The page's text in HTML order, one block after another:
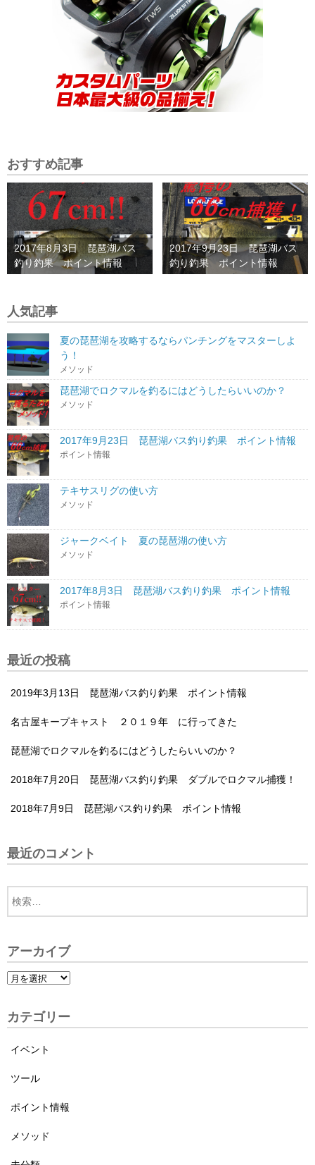
おすすめ記事
2017年8月3日 琵琶湖バス
釣り釣果 ポイント情報
2017年9月23日 琵琶湖バス
釣り釣果 ポイント情報
人気記事
夏の琵琶湖を攻略するならパンチングをマスターしよ
う！
メソッド
琵琶湖でロクマルを釣るにはどうしたらいいのか？
メソッド
2017年9月23日 琵琶湖バス釣り釣果 ポイント情報
ポイント情報
テキサスリグの使い方
メソッド
ジャークベイト 夏の琵琶湖の使い方
メソッド
2017年8月3日 琵琶湖バス釣り釣果 ポイント情報
ポイント情報
最近の投稿
2019年3月13日 琵琶湖バス釣り釣果 ポイント情報
名古屋キープキャスト ２０１９年 に行ってきた
琵琶湖でロクマルを釣るにはどうしたらいいのか？
2018年7月20日 琵琶湖バス釣り釣果 ダブルでロクマル捕獲！
2018年7月9日 琵琶湖バス釣り釣果 ポイント情報
最近のコメント
アーカイブ
カテゴリー
イベント
ツール
ポイント情報
メソッド